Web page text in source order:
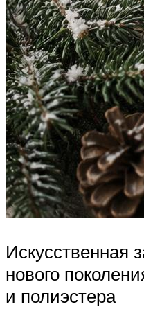
нового
и полиэстера